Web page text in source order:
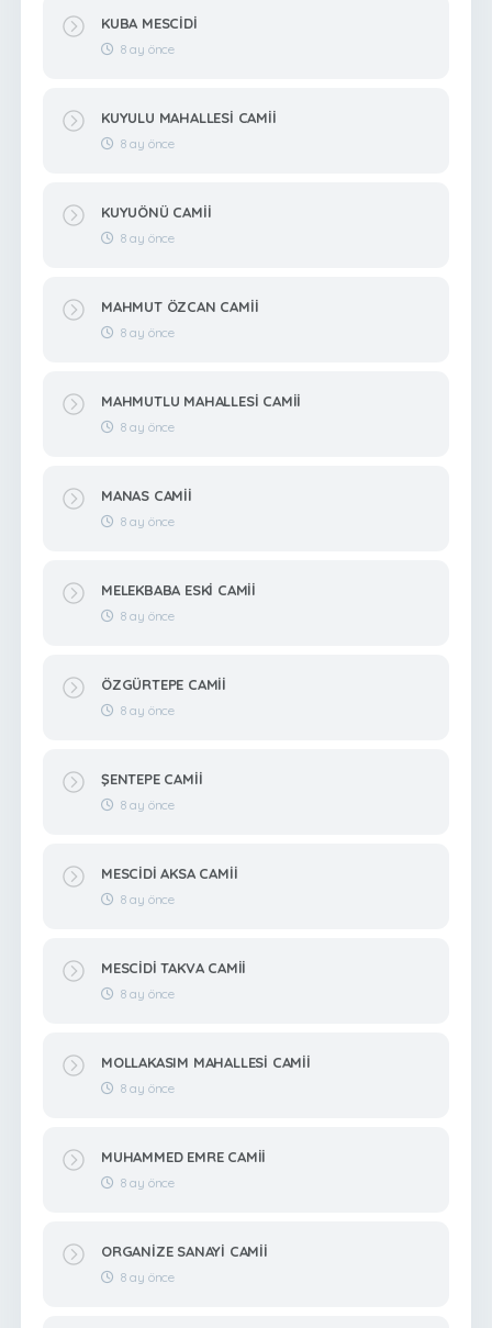
KUBA MESCİDİ
8 ay önce
KUYULU MAHALLESİ CAMİİ
8 ay önce
KUYUÖNÜ CAMİİ
8 ay önce
MAHMUT ÖZCAN CAMİİ
8 ay önce
MAHMUTLU MAHALLESİ CAMİİ
8 ay önce
MANAS CAMİİ
8 ay önce
MELEKBABA ESKİ CAMİİ
8 ay önce
ÖZGÜRTEPE CAMİİ
8 ay önce
ŞENTEPE CAMİİ
8 ay önce
MESCİDİ AKSA CAMİİ
8 ay önce
MESCİDİ TAKVA CAMİİ
8 ay önce
MOLLAKASIM MAHALLESİ CAMİİ
8 ay önce
MUHAMMED EMRE CAMİİ
8 ay önce
ORGANİZE SANAYİ CAMİİ
8 ay önce